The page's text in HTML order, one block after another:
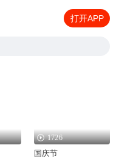
打开APP
1726
国庆节